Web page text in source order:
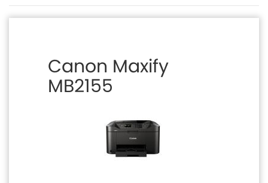
Canon Maxify
MB2155